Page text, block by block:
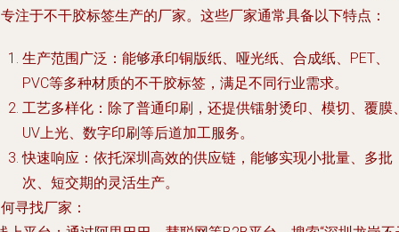
注于不干胶标签生产的厂家。这些厂家通常具备以下特点：
生产范围广泛 ：能够承印铜版纸、哑光纸、合成纸、PET、
PVC等多种材质的不干胶标签，满足不同行业需求。
工艺多样化 ：除了普通印刷，还提供镭射烫印、模切、覆膜
UV上光、数字印刷等后道加工服务。
快速响应 ：依托深圳高效的供应链，能够实现小批量、多批
次、短交期的灵活生产。
寻找厂家 ：